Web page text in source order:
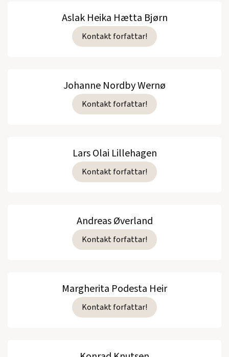
Aslak Heika Hætta Bjørn
Kontakt forfattar!
Johanne Nordby Wernø
Kontakt forfattar!
Lars Olai Lillehagen
Kontakt forfattar!
Andreas Øverland
Kontakt forfattar!
Margherita Podesta Heir
Kontakt forfattar!